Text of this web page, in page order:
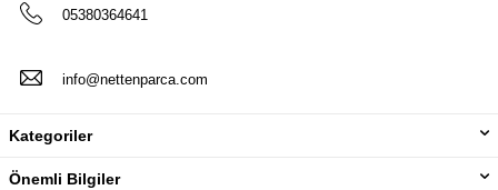
05380364641
info@nettenparca.com
Kategoriler
Önemli Bilgiler